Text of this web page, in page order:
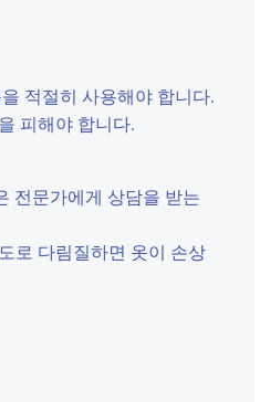
적절히 사용해야 합니다.
피해야 합니다.
전문가에게 상담을 받는
로 다림질하면 옷이 손상